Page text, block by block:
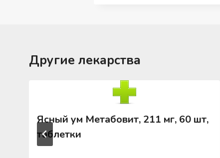
Другие лекарства
Ясный ум Метабовит, 211 мг, 60 шт,
таблетки